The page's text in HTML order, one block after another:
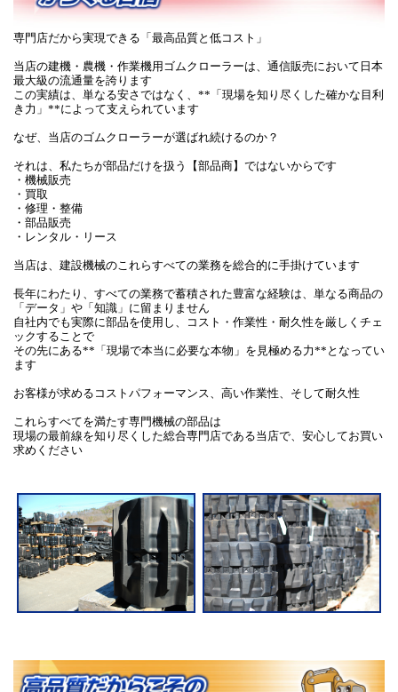
専門店だから実現できる「最高品質と低コスト」
当店の建機・農機・作業機用ゴムクローラーは、通信販売において日本
最大級の流通量を誇ります
この実績は、単なる安さではなく、**「現場を知り尽くした確かな目利
き力」**によって支えられています
なぜ、当店のゴムクローラーが選ばれ続けるのか？
それは、私たちが部品だけを扱う【部品商】ではないからです
・機械販売
・買取
・修理・整備
・部品販売
・レンタル・リース
当店は、建設機械のこれらすべての業務を総合的に手掛けています
長年にわたり、すべての業務で蓄積された豊富な経験は、単なる商品の
「データ」や「知識」に留まりません
自社内でも実際に部品を使用し、コスト・作業性・耐久性を厳しくチェ
ックすることで
その先にある**「現場で本当に必要な本物」を見極める力**となってい
ます
お客様が求めるコストパフォーマンス、高い作業性、そして耐久性
これらすべてを満たす専門機械の部品は
現場の最前線を知り尽くした総合専門店である当店で、安心してお買い
求めください